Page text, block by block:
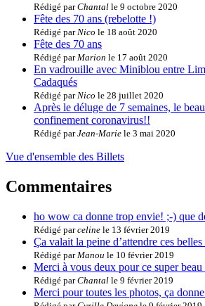
Rédigé parChantal le 9 octobre 2020
Fête des 70 ans (rebelotte !)
Rédigé par Nico le 18 août 2020
Fête des 70 ans
Rédigé par Marion le 17 août 2020
En vadrouille avec Miniblou entre
Cadaqués
Rédigé par Nico le 28 juillet 2020
Après le déluge de 7 semaines, le
confinement coronavirus!!
Rédigé parJean-Marie le 3 mai 2020
Vue d'ensemble des Billets
Commentaires
ho wow ca donne trop envie! ;-) que
Rédigé parceline le 13 février 2019
Ça valait la peine d’attendre ces
Rédigé par Manou le 10 février 2019
Merci à vous deux pour ce super
Rédigé parChantal le 9 février 2019
Merci pour toutes les photos, ça